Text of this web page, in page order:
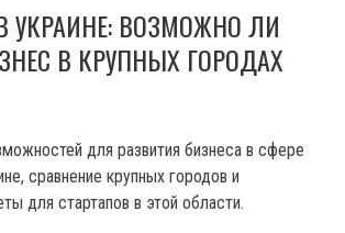
УКРАИНЕ: ВОЗМОЖНО ЛИ
В КРУПНЫХ ГОРОДАХ
для развития бизнеса в сфере
сравнение крупных городов и
для стартапов в этой области.